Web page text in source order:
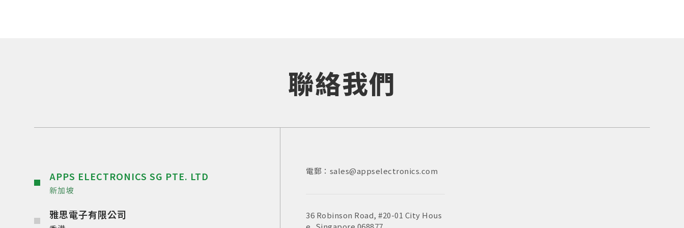
聯絡我們
APPS ELECTRONICS SG PTE. LTD
新加坡
雅思電子有限公司
電郵：sales@appselectronics.com
36 Robinson Road, #20-01 City Hous
電話：
+852 3693 4218
電話：
+86（755）86538552
電郵： sales@appselectronics.com
新北市中和區中正路716號10樓之一